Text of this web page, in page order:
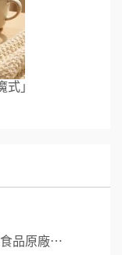
」
食品原廠⋯